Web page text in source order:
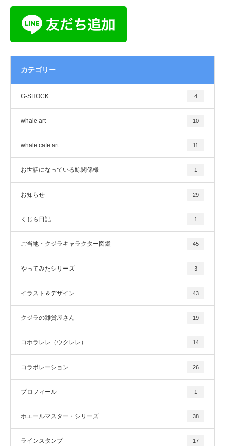
カテゴリー
G-SHOCK 4
whale art 10
whale cafe art 11
お世話になっている鯨関係様 1
お知らせ 29
くじら日記 1
ご当地・クジラキャラクター図鑑 45
やってみたシリーズ 3
イラスト＆デザイン 43
クジラの雑貨屋さん 19
コホラレレ（ウクレレ） 14
コラボレーション 26
プロフィール 1
ホエールマスター・シリーズ 38
ラインスタンプ 17